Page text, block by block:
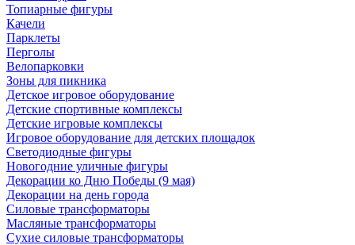
Топиарные фигуры
Качели
Парклеты
Перголы
Велопарковки
Зоны для пикника
Детское игровое оборудование
Детские спортивные комплексы
Детские игровые комплексы
Игровое оборудование для детских площадок
Светодиодные фигуры
Новогодние уличные фигуры
Декорации ко Дню Победы (9 мая)
Декорации на день города
Силовые трансформаторы
Масляные трансформаторы
Сухие силовые трансформаторы